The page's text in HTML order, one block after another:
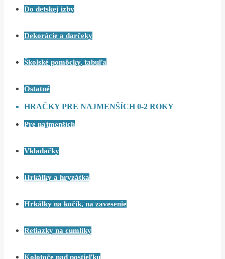
Do detskej izby
Dekorácie a darčeky
Školské pomôcky, tabuľa
Ostatné
HRAČKY PRE NAJMENŠÍCH 0-2 ROKY
Pre najmenších
Vkladačky
Hrkálky a hryzátka
Hrkálky na kočík, na zavesenie
Retiazky na cumlíky
Kolotoče nad postieľku